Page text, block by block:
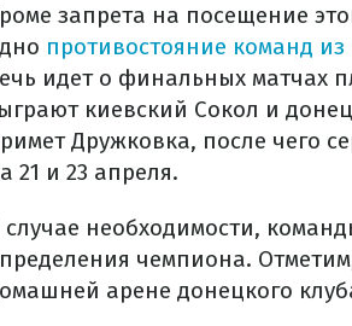
запрета на посещение
противостояние команд
идет о финальных матчах
киевский Сокол и
Дружковка, после чего
21 и 23 апреля.
случае необходимости,
чемпиона.
арене донецкого